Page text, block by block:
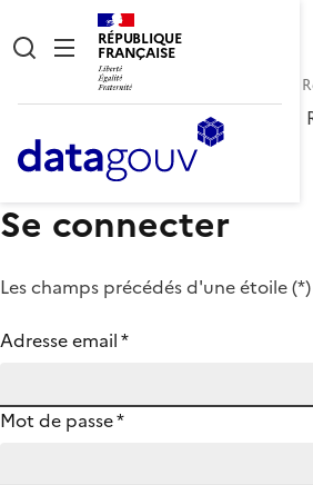
RÉPUBLIQUE
FRANÇAISE
Se connecter
Les champs précédés d'une étoile (*
Adresse email*
Mot de passe*